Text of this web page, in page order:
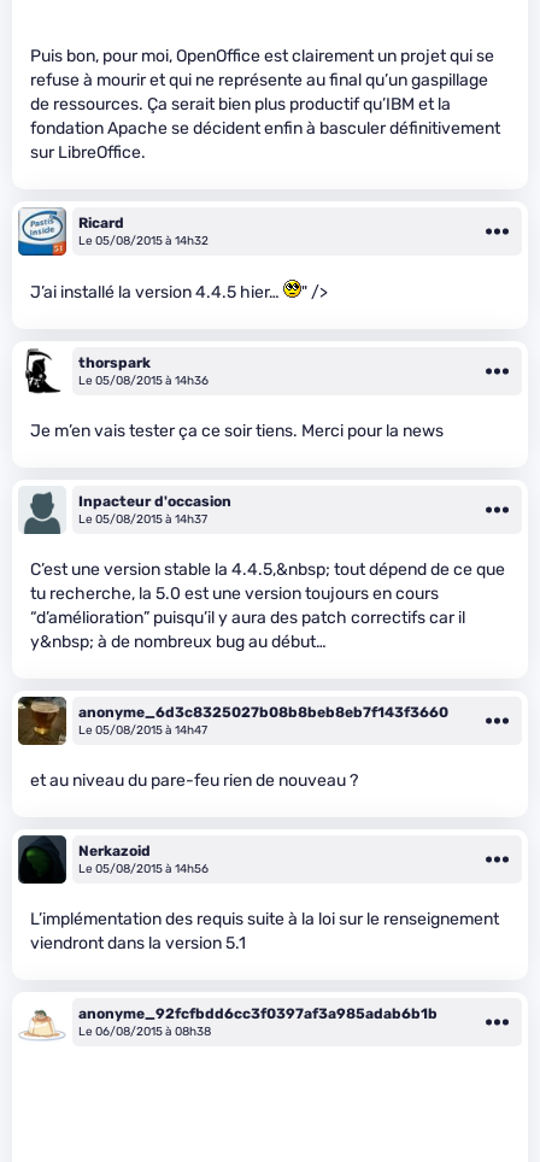
Puis bon, pour moi, OpenOffice est clairement un projet qui se
refuse à mourir et qui ne représente au final qu’un gaspillage
de ressources. Ça serait bien plus productif qu’IBM et la
fondation Apache se décident enfin à basculer définitivement
sur LibreOffice.
Ricard
Le 05/08/2015 à 14h32
J’ai installé la version 4.4.5 hier… " />
thorspark
Le 05/08/2015 à 14h36
Je m’en vais tester ça ce soir tiens. Merci pour la news
Inpacteur d'occasion
Le 05/08/2015 à 14h37
C’est une version stable la 4.4.5,&nbsp; tout dépend de ce que
tu recherche, la 5.0 est une version toujours en cours
“d’amélioration” puisqu’il y aura des patch correctifs car il
y&nbsp; à de nombreux bug au début…
anonyme_6d3c8325027b08b8beb8eb7f143f3660
Le 05/08/2015 à 14h47
et au niveau du pare-feu rien de nouveau ?
Nerkazoid
Le 05/08/2015 à 14h56
L’implémentation des requis suite à la loi sur le renseignement
viendront dans la version 5.1
anonyme_92fcfbdd6cc3f0397af3a985adab6b1b
Le 06/08/2015 à 08h38